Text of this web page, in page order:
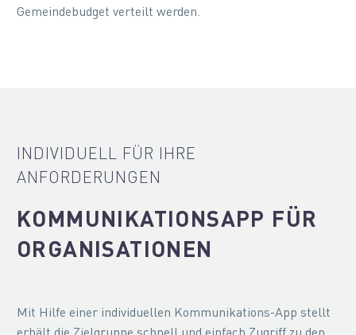
Gemeindebudget verteilt werden.
INDIVIDUELL FÜR IHRE
ANFORDERUNGEN
KOMMUNIKATIONSAPP FÜR
ORGANISATIONEN
Mit Hilfe einer individuellen Kommunikations-App stellt